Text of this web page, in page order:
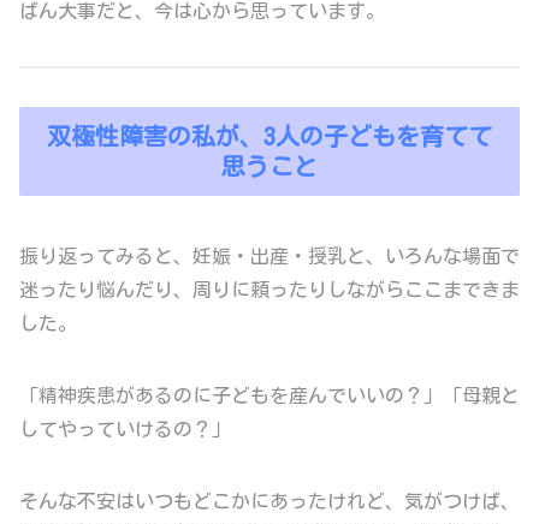
ばん大事だと、今は心から思っています。
双極性障害の私が、3人の子どもを育てて
思うこと
振り返ってみると、妊娠・出産・授乳と、いろんな場面で
迷ったり悩んだり、周りに頼ったりしながらここまできま
した。
「精神疾患があるのに子どもを産んでいいの？」「母親と
してやっていけるの？」
そんな不安はいつもどこかにあったけれど、気がつけば、